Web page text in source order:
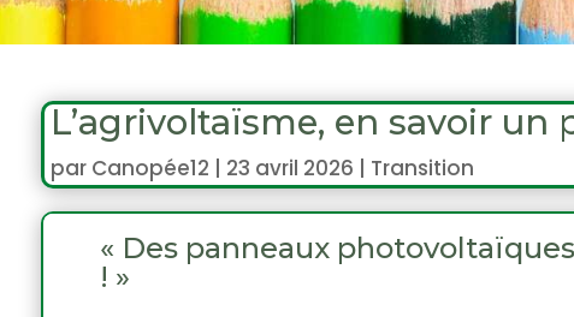
L’agrivoltaïsme, en savoir un
par Canopée12 | 23 avril 2026 | Transition
« Des panneaux
! »